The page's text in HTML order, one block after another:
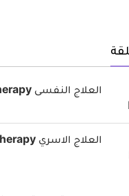
العلاج النفسى Psychotherapy
العلاج الاسري Family therapy